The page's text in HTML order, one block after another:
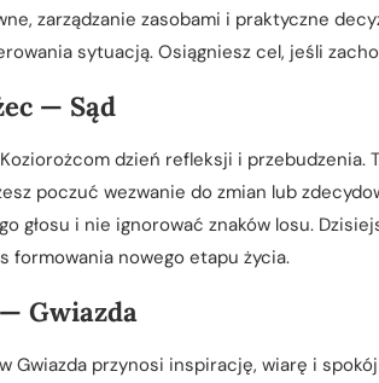
zarządzanie zasobami i praktyczne
sytuacją. Osiągniesz cel, jeśli
— Sąd
dzień refleksji i przebudzenia.
poczuć wezwanie do zmian lub
głosu i nie ignorować znaków losu.
formowania nowego etapu życia.
Gwiazda
Gwiazda przynosi inspirację, wiarę i